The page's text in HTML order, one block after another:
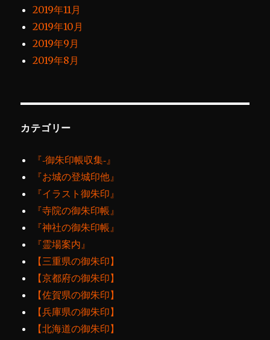
2019年11月
2019年10月
2019年9月
2019年8月
カテゴリー
『‐御朱印帳収集‐』
『お城の登城印他』
『イラスト御朱印』
『寺院の御朱印帳』
『神社の御朱印帳』
『霊場案内』
【三重県の御朱印】
【京都府の御朱印】
【佐賀県の御朱印】
【兵庫県の御朱印】
【北海道の御朱印】